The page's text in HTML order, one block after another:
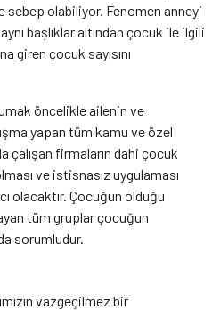
olabiliyor. Fenomen anneyi
başlıklar altından çocuk ile ilgili
giren çocuk sayısını
öncelikle ailenin ve
yapan tüm kamu ve özel
çalışan firmaların dahi çocuk
ve istisnasız uygulaması
olacaktır. Çocuğun olduğu
tüm gruplar çocuğun
sorumludur.
vazgeçilmez bir